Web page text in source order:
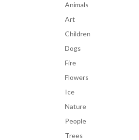
Animals
Art
Children
Dogs
Fire
Flowers
Ice
Nature
People
Trees